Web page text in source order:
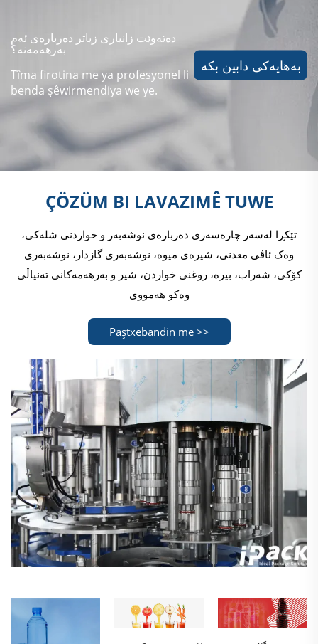
دەتەوێت زانیاری زیاتر دەربارەی ئەم
بەرهەمەنە؟
Tîma firotina me ya profesyonel li
benda şêwirmendiya we ye.
بەهایەکی دابین بکە
ÇÖZÜM BI LAVAZIMÊ TUWE
تێکڕا لەسەر چارەسەری دەربارەی نوشەبەر و خواردنی شلەکی،
وەک ئاڤی معدنی، شیرەی میوە، نوشەبەری گازدار، نوشەبەری
کۆکی، شەراب، بیرە، روغنی خواردن، شیر و بەرھەمەکانی تەنیاڵی
وەکو هەمووی
Paştxebandin me >>